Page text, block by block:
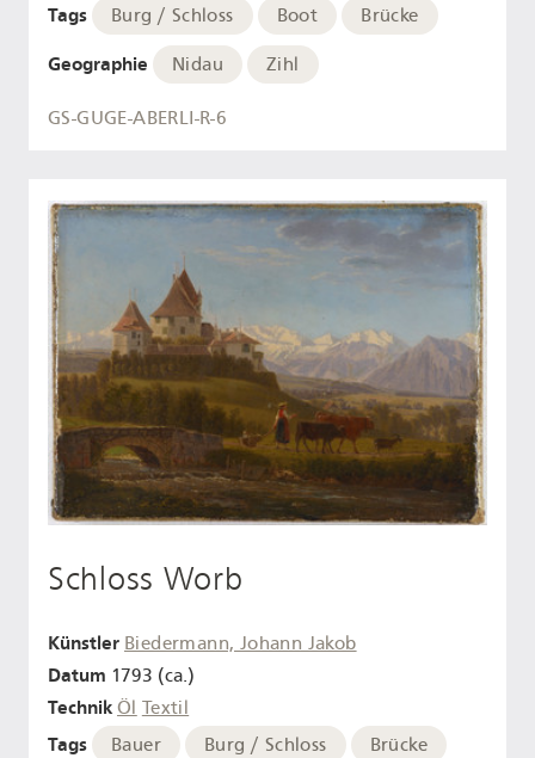
Tags Burg / Schloss Boot Brücke
Geographie Nidau Zihl
GS-GUGE-ABERLI-R-6
Schloss Worb
Künstler Biedermann, Johann Jakob
Datum 1793 (ca.)
Technik Öl Textil
Tags Bauer Burg / Schloss Brücke